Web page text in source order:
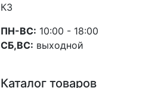
К3
ПН-ВС: 10:00 - 18:00
СБ,ВС: выходной
Каталог товаров